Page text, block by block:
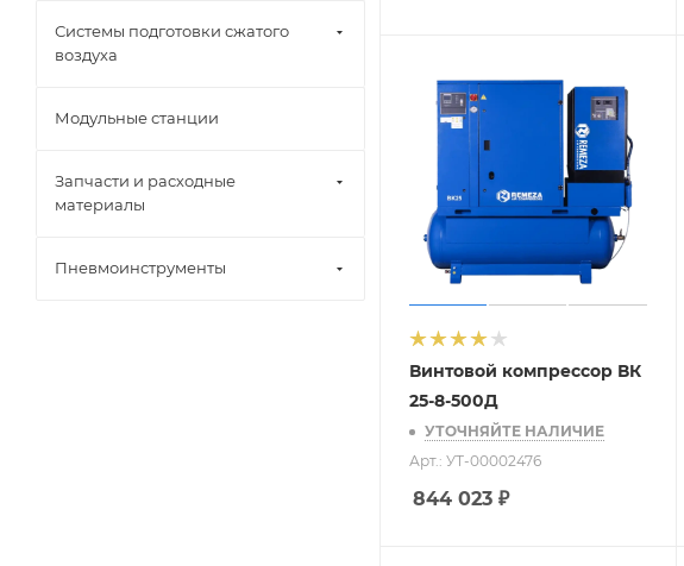
Винтовой компрессор ВК
25-8-500Д
УТОЧНЯЙТЕ НАЛИЧИЕ
Арт.: УТ-00002476
844 023 ₽
Системы подготовки сжатого
воздуха
Модульные станции
Запчасти и расходные
материалы
Пневмоинструменты